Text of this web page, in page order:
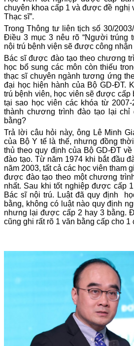
chuyên khoa cấp 1 và được đề nghị
Thạc sĩ”.
Trong Thông tư liên tịch số 30/
Điều 3 mục 3 nêu rõ “Người trúng
nội trú bệnh viện sẽ được công
Bác sĩ được đào tạo theo chương
học bổ sung các môn còn thiếu
thạc sĩ chuyên ngành tương ứng
đại học hiện hành của Bộ GD-ĐT.
trú bệnh viên, học viên sẽ được cấp
tại sao học viên các khóa từ
thành chương trình đào tạo lại
bằng?
Trả lời câu hỏi này, ông Lê Minh
của Bộ Y tế là thế, nhưng đồng
thủ theo quy định của Bộ GD-ĐT
đào tạo. Từ năm 1974 khi bắt đầu
năm 2003, tất cả các học viên tham
được đào tạo theo một chương
nhất. Sau khi tốt nghiệp được cấp
Bác sĩ nội trú. Luật đã quy định
bằng, không có luật nào quy định
nhưng lại được cấp 2 hay 3 bằng.
cũng ghi rất rõ 1 văn bằng cấp cho